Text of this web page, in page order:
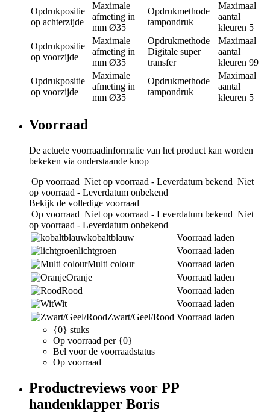
Opdrukpositie
op achterzijde
Maximale
afmeting in
mm Ø35
Opdrukmethode
tampondruk
Maximaal
aantal
kleuren 5
Opdrukpositie
op voorzijde
Maximale
afmeting in
mm Ø35
Opdrukmethode
Digitale super
transfer
Maximaal
aantal
kleuren 99
Opdrukpositie
op voorzijde
Maximale
afmeting in
mm Ø35
Opdrukmethode
tampondruk
Maximaal
aantal
kleuren 5
Voorraad
De actuele voorraadinformatie van het product kan worden
bekeken via onderstaande knop
Op voorraad Niet op voorraad - Leverdatum bekend Niet
op voorraad - Leverdatum onbekend
Bekijk de volledige voorraad
Op voorraad Niet op voorraad - Leverdatum bekend Niet
op voorraad - Leverdatum onbekend
kobaltblauw
Voorraad laden
lichtgroen
Voorraad laden
Multi colour
Voorraad laden
Oranje
Voorraad laden
Rood
Voorraad laden
Wit
Voorraad laden
Zwart/Geel/Rood Voorraad laden
{0} stuks
Op voorraad per {0}
Bel voor de voorraadstatus
Op voorraad
Productreviews voor PP
handenklapper Boris